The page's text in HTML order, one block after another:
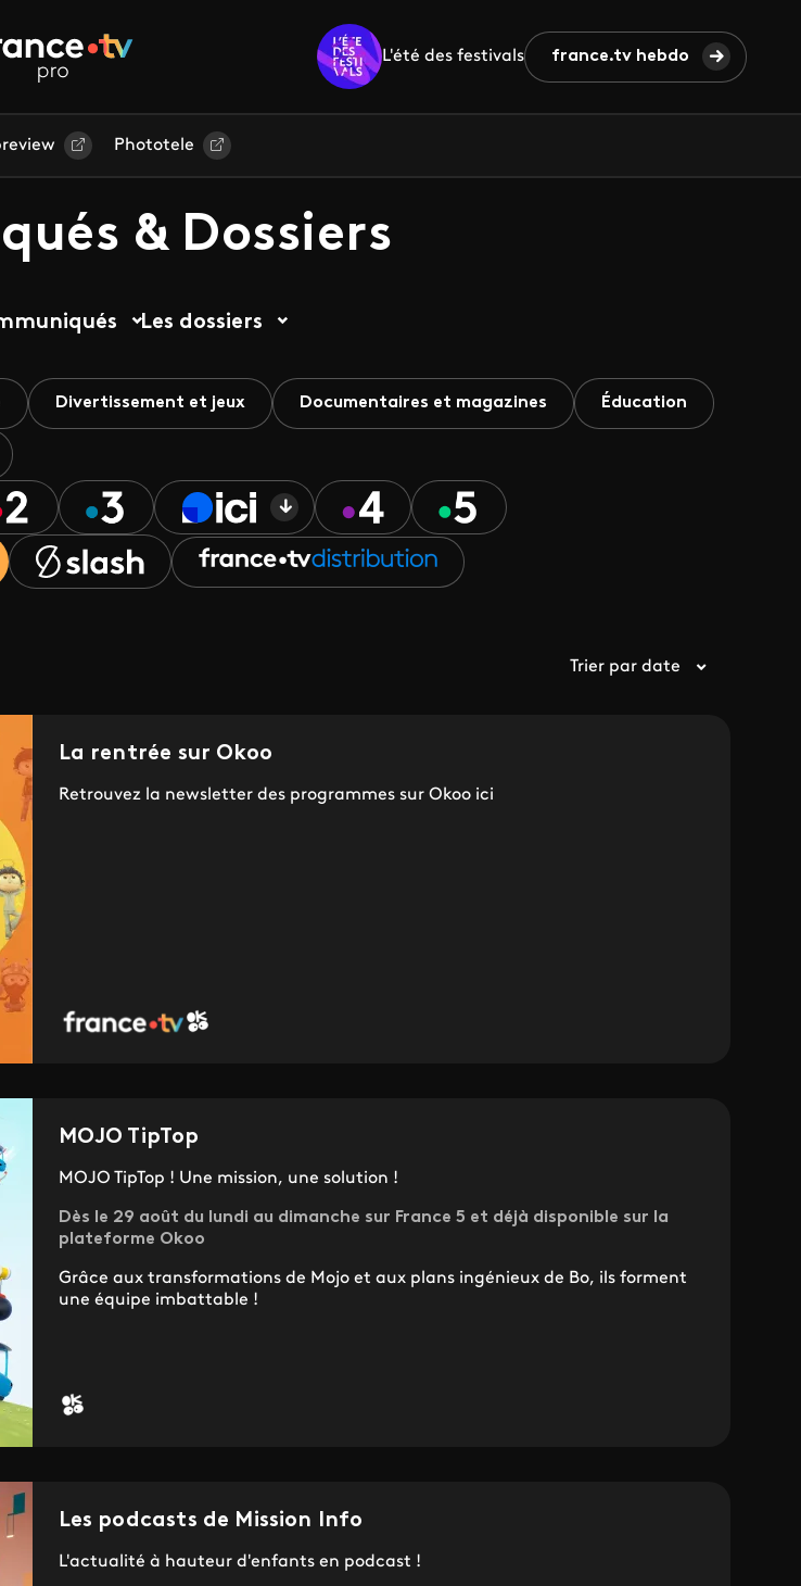
L'été des festivals france.tv hebdo
Phototele
& Dossiers
Les dossiers
Divertissement et jeux Documentaires et magazines Éducation
Trier par date
La rentrée sur Okoo
Retrouvez la newsletter des programmes sur Okoo ici
MOJO TipTop
MOJO TipTop ! Une mission, une solution !
Dès le 29 août du lundi au dimanche sur France 5 et déjà disponible sur la
plateforme Okoo
Grâce aux transformations de Mojo et aux plans ingénieux de Bo, ils forment
une équipe imbattable !
Les podcasts de Mission Info
L'actualité à hauteur d'enfants en podcast !